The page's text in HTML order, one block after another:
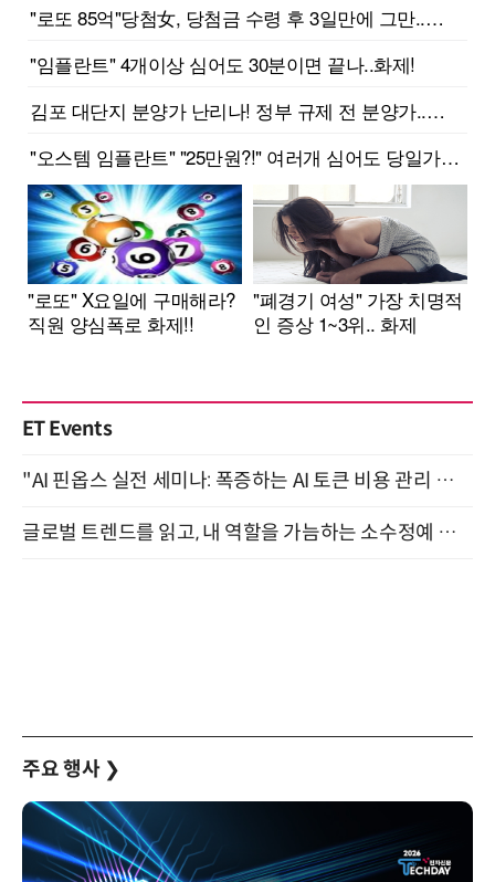
ET Events
"AI 핀옵스 실전 세미나: 폭증하는 AI 토큰 비용 관리 전략" 8월 21일 개최
글로벌 트렌드를 읽고, 내 역할을 가늠하는 소수정예 실습 워크숍 (8/28)
주요 행사 ❯